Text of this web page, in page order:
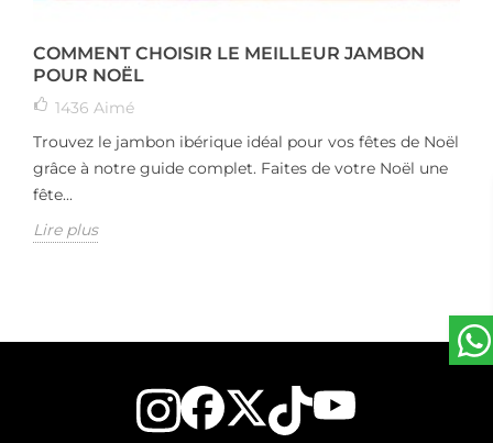
COMMENT CHOISIR LE MEILLEUR JAMBON
POUR NOËL
1436 Aimé
Trouvez le jambon ibérique idéal pour vos fêtes de Noël
grâce à notre guide complet. Faites de votre Noël une
fête...
Lire plus